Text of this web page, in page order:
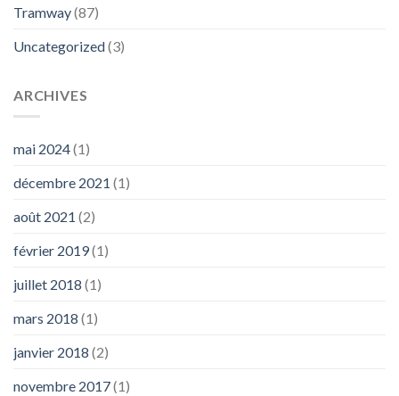
Tramway(87)
Uncategorized(3)
ARCHIVES
mai 2024(1)
décembre 2021 (1)
août 2021 (2)
février 2019(1)
juillet 2018 (1)
mars 2018 (1)
janvier 2018 (2)
novembre 2017(1)